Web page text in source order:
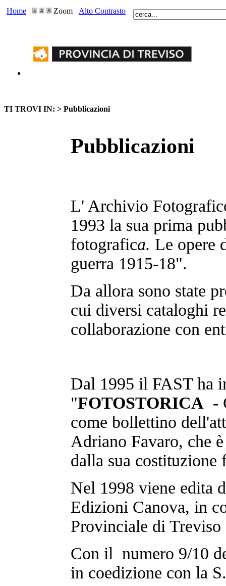
Home Zoom Alto Contrasto
TI TROVI IN: > Pubblicazioni
Pubblicazioni
L' Archivio
1993 la sua prima
fotografica. Le opere
guerra 1915-18".
Da allora sono state
cui diversi cataloghi
collaborazione con
Dal 1995 il FAST ha
"FOTOSTORICA -
come bollettino
Adriano Favaro, che
dalla sua costituzione
Nel 1998 viene edita
Edizioni Canova, in
Provinciale di Treviso
Con il numero 9/10
in coedizione con la